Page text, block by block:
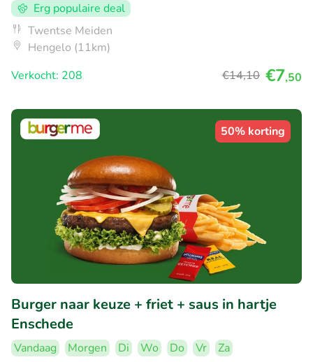
Erg populaire deal
Twentse Meiden
Hengelo (11km)
Verkocht: 208
€14,10 €7,50
50% korting
Burger naar keuze + friet + saus in hartje
Enschede
Vandaag Morgen Di Wo Do Vr
Za